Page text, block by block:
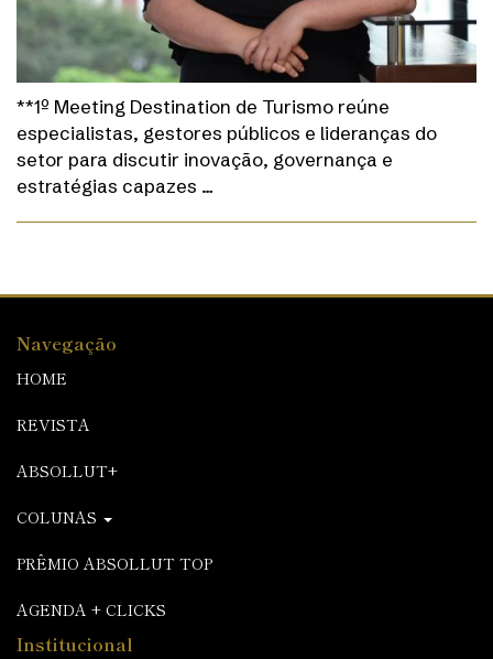
**1º Meeting Destination de Turismo reúne
especialistas, gestores públicos e lideranças do
setor para discutir inovação, governança e
estratégias capazes …
Navegação
HOME
REVISTA
ABSOLLUT+
COLUNAS
PRÊMIO ABSOLLUT TOP
AGENDA + CLICKS
Institucional